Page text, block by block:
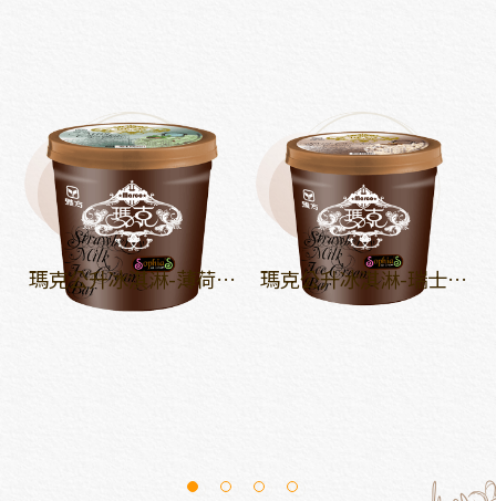
瑪克公升冰淇淋-薄荷巧
克力
瑪克公升冰淇淋-瑞士巧
克力